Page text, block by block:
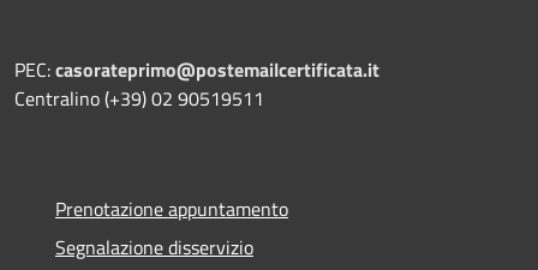
PEC:casorateprimo@postemailcertificata.it
Centralino (+39) 02 90519511
Prenotazione appuntamento
Segnalazione disservizio